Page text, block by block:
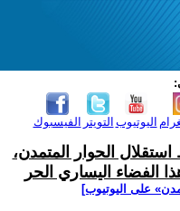
الفيسبوك التويتر اليوتيوب
الحوار المتمدن،
الفضاء اليساري الحر
على اليوتيوب]